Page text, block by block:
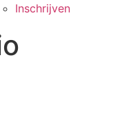
Inschrijven